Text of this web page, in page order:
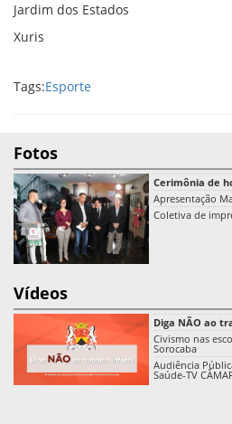
Jardim dos Estados
Xuris
Tags:Esporte
Fotos
Cerimônia de
Apresentação
Coletiva de
Vídeos
Diga NÃO ao
Civismo nas
Sorocaba
Audiência
Saúde-TV